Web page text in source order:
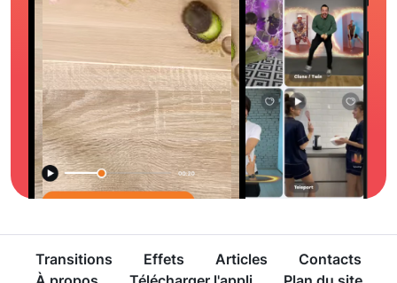
Transitions Effets Articles
Contacts